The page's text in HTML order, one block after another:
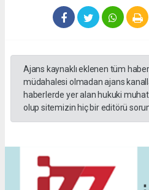
Ajans kaynaklı eklenen tüm
müdahalesi olmadan ajans
haberlerde yer alan hukuki
olup sitemizin hiç bir editörü